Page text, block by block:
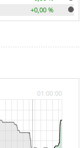
+0,00 %